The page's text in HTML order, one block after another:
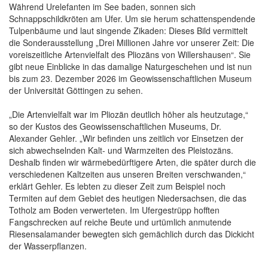
Während Urelefanten im See baden, sonnen sich
Schnappschildkröten am Ufer. Um sie herum schattenspendende
Tulpenbäume und laut singende Zikaden: Dieses Bild vermittelt
die Sonderausstellung „Drei Millionen Jahre vor unserer Zeit: Die
voreiszeitliche Artenvielfalt des Pliozäns von Willershausen“. Sie
gibt neue Einblicke in das damalige Naturgeschehen und ist nun
bis zum 23. Dezember 2026 im Geowissenschaftlichen Museum
der Universität Göttingen zu sehen.
„Die Artenvielfalt war im Pliozän deutlich höher als heutzutage,“
so der Kustos des Geowissenschaftlichen Museums, Dr.
Alexander Gehler. „Wir befinden uns zeitlich vor Einsetzen der
sich abwechselnden Kalt- und Warmzeiten des Pleistozäns.
Deshalb finden wir wärmebedürftigere Arten, die später durch die
verschiedenen Kaltzeiten aus unseren Breiten verschwanden,“
erklärt Gehler. Es lebten zu dieser Zeit zum Beispiel noch
Termiten auf dem Gebiet des heutigen Niedersachsen, die das
Totholz am Boden verwerteten. Im Ufergestrüpp hofften
Fangschrecken auf reiche Beute und urtümlich anmutende
Riesensalamander bewegten sich gemächlich durch das Dickicht
der Wasserpflanzen.